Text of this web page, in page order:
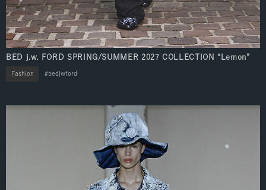
BED j.w. FORD SPRING/SUMMER 2027 COLLECTION “Lemon”
Fashion bedjwford